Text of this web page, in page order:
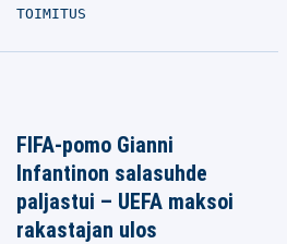
TOIMITUS
FIFA-pomo Gianni
Infantinon salasuhde
paljastui – UEFA maksoi
rakastajan ulos